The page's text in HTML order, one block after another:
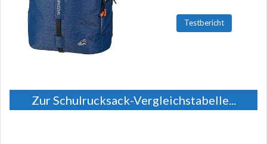
Testbericht
Zur Schulrucksack-Vergleichstabelle...